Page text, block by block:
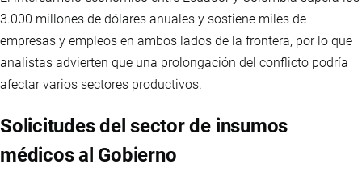
3.000 millones de dólares anuales y sostiene miles de
empresas y empleos en ambos lados de la frontera, por lo que
analistas advierten que una prolongación del conflicto podría
afectar varios sectores productivos.
Solicitudes del sector de insumos
médicos al Gobierno